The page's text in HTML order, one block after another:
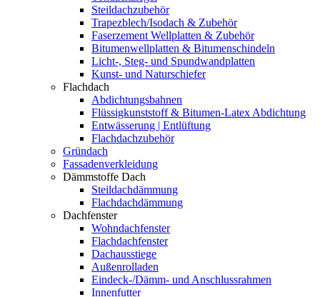
Steildachzubehör
Trapezblech/Isodach & Zubehör
Faserzement Wellplatten & Zubehör
Bitumenwellplatten & Bitumenschindeln
Licht-, Steg- und Spundwandplatten
Kunst- und Naturschiefer
Flachdach
Abdichtungsbahnen
Flüssigkunststoff & Bitumen-Latex Abdichtung
Entwässerung | Entlüftung
Flachdachzubehör
Gründach
Fassadenverkleidung
Dämmstoffe Dach
Steildachdämmung
Flachdachdämmung
Dachfenster
Wohndachfenster
Flachdachfenster
Dachausstiege
Außenrolladen
Eindeck-/Dämm- und Anschlussrahmen
Innenfutter